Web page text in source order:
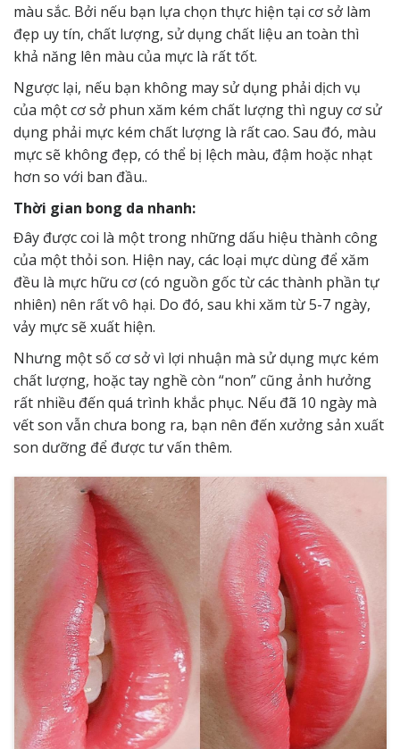
màu sắc. Bởi nếu bạn lựa chọn thực hiện tại cơ sở làm
đẹp uy tín, chất lượng, sử dụng chất liệu an toàn thì
khả năng lên màu của mực là rất tốt.
Ngược lại, nếu bạn không may sử dụng phải dịch vụ
của một cơ sở phun xăm kém chất lượng thì nguy cơ sử
dụng phải mực kém chất lượng là rất cao. Sau đó, màu
mực sẽ không đẹp, có thể bị lệch màu, đậm hoặc nhạt
hơn so với ban đầu..
Thời gian bong da nhanh:
Đây được coi là một trong những dấu hiệu thành công
của một thỏi son. Hiện nay, các loại mực dùng để xăm
đều là mực hữu cơ (có nguồn gốc từ các thành phần tự
nhiên) nên rất vô hại. Do đó, sau khi xăm từ 5-7 ngày,
vảy mực sẽ xuất hiện.
Nhưng một số cơ sở vì lợi nhuận mà sử dụng mực kém
chất lượng, hoặc tay nghề còn “non” cũng ảnh hưởng
rất nhiều đến quá trình khắc phục. Nếu đã 10 ngày mà
vết son vẫn chưa bong ra, bạn nên đến xưởng sản xuất
son dưỡng để được tư vấn thêm.